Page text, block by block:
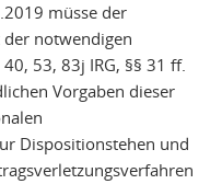
müsse der
der notwendigen
53, 83j IRG, §§ 31 ff.
Vorgaben dieser
Dispositionstehen und